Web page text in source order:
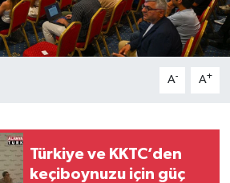
A- A+
Türkiye ve KKTC’den
keçiboynuzu için güç